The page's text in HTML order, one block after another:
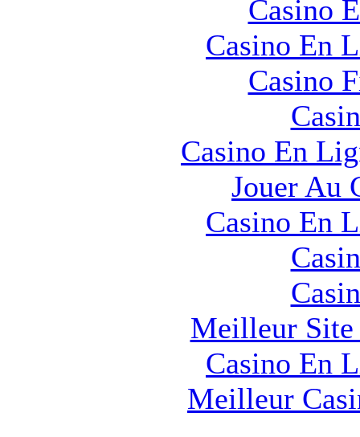
Casino
Casino En
Casino
Casino En
Jouer Au
Casino En
Meilleur Site
Casino En
Meilleur